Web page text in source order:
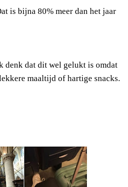
is bijna 80% meer dan het jaar
denk dat dit wel gelukt is omdat
maaltijd of hartige snacks.